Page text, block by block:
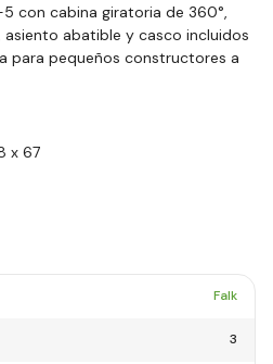
con cabina giratoria de 360°,
abatible y casco incluidos
para pequeños constructores a
x 67
Falk
3